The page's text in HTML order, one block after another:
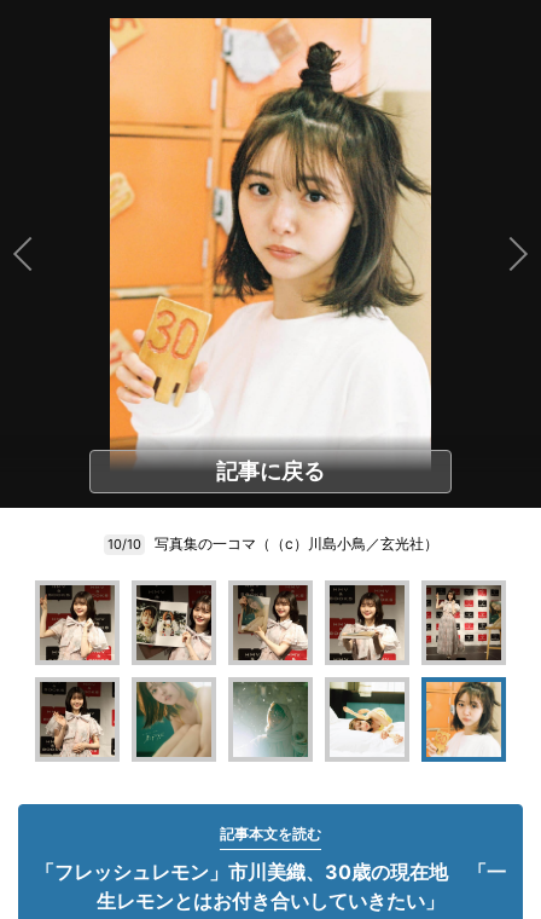
記事に戻る
10/10 写真集の一コマ（（c）川島小鳥／玄光社）
記事本文を読む
「フレッシュレモン」市川美織、30歳の現在地 「一
生レモンとはお付き合いしていきたい」